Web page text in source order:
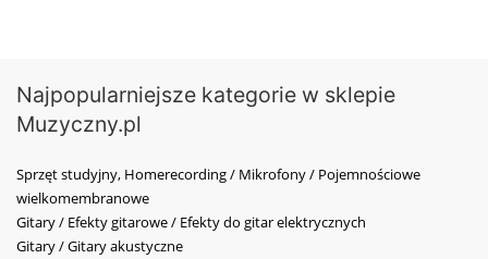
Najpopularniejsze kategorie w sklepie
Muzyczny.pl
Sprzęt studyjny, Homerecording / Mikrofony / Pojemnościowe
wielkomembranowe
Gitary / Efekty gitarowe / Efekty do gitar elektrycznych
Gitary / Gitary akustyczne